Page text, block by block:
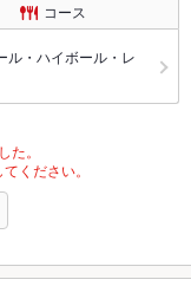
コース
ル・ハイボール・レ
。
ください。